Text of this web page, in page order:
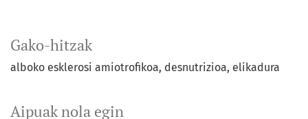
Gako-hitzak
alboko esklerosi amiotrofikoa desnutrizioa elikadura
Aipuak nola egin